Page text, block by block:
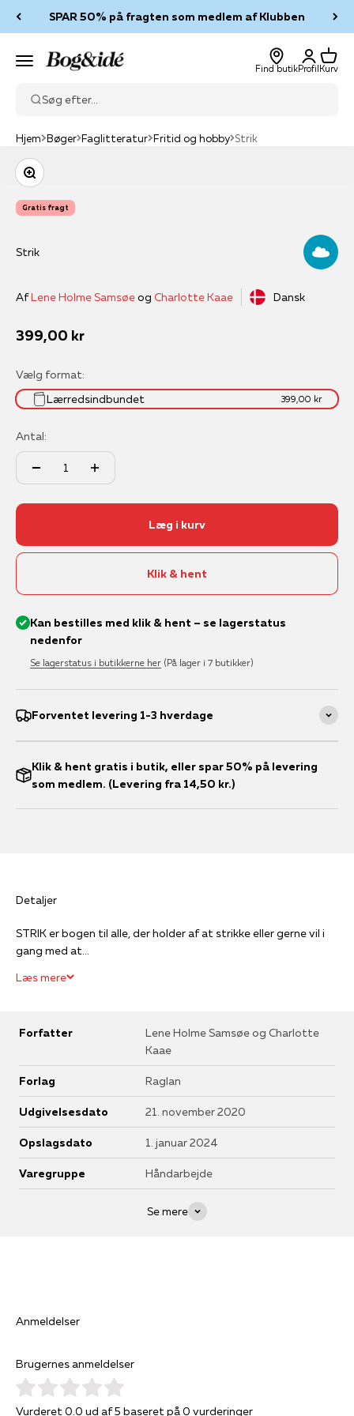
SPAR 50% på fragten som medlem af Klubben
Menu Bog & idé
Find butik
Log ind
Profil
Kurv
Kurv
Søg efter...
Hjem Bøger Faglitteratur Fritid og hobby Strik
Zoom
Gratis fragt
Strik
AfLene Holme Samsøeog Charlotte Kaae Dansk
Salgspris
399,00 kr
Vælg format:
Lærredsindbundet
399,00 kr
Antal:
Læg i kurv
Klik & hent
Kan bestilles med klik & hent – se lagerstatus
nedenfor
Se lagerstatus i butikkerne her (På lager i 7 butikker)
Forventet levering 1-3 hverdage
Klik & hent gratis i butik, eller spar 50% på levering
som medlem. (Levering fra 14,50 kr.)
Detaljer
STRIK er bogen til alle, der holder af at strikke eller gerne vil i
gang med at...
Læs mere
Forfatter
Lene Holme Samsøe og Charlotte
Kaae
Forlag Raglan
Udgivelsesdato 21. november 2020
Opslagsdato 1. januar 2024
Varegruppe Håndarbejde
Se mere
Anmeldelser
Brugernes anmeldelser
Vurderet 0.0 ud af 5 baseret på 0 vurderinger